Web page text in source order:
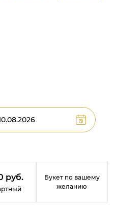
руб.
Букет по вашему
желанию